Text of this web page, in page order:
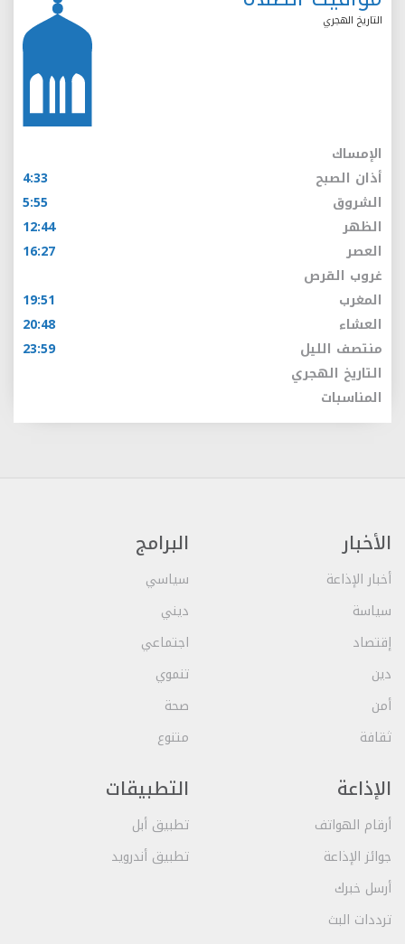
التاريخ الهجري
الإمساك
أذان الصبح
4:33
الشروق
5:55
الظهر
12:44
العصر
16:27
غروب القرص
المغرب
19:51
العشاء
20:48
منتصف الليل
23:59
التاريخ الهجري
المناسبات
الأخبار
أخبار الإذاعة
سياسة
إقتصاد
دين
أمن
ثقافة
البرامج
سياسي
ديني
اجتماعي
تنموي
صحة
متنوع
الإذاعة
أرقام الهواتف
جوائز الإذاعة
أرسل خبرك
ترددات البث
التطبيقات
تطبيق أبل
تطبيق أندرويد